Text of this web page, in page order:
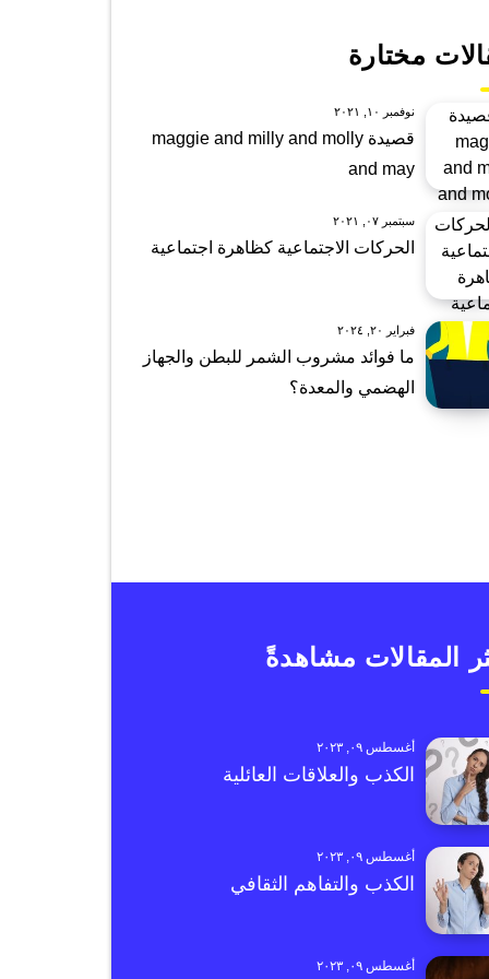
مختارة
نوفمبر ١٠, ٢٠٢١
قصيدة maggie and milly and molly
and may
سبتمبر ٠٧, ٢٠٢١
الحركات الاجتماعية كظاهرة اجتماعية
فبراير ٢٠, ٢٠٢٤
ما فوائد مشروب الشمر للبطن والجهاز
الهضمي والمعدة؟
المقالات مشاهدةً
أغسطس ٠٩, ٢٠٢٣
الكذب والعلاقات العائلية
أغسطس ٠٩, ٢٠٢٣
الكذب والتفاهم الثقافي
أغسطس ٠٩, ٢٠٢٣